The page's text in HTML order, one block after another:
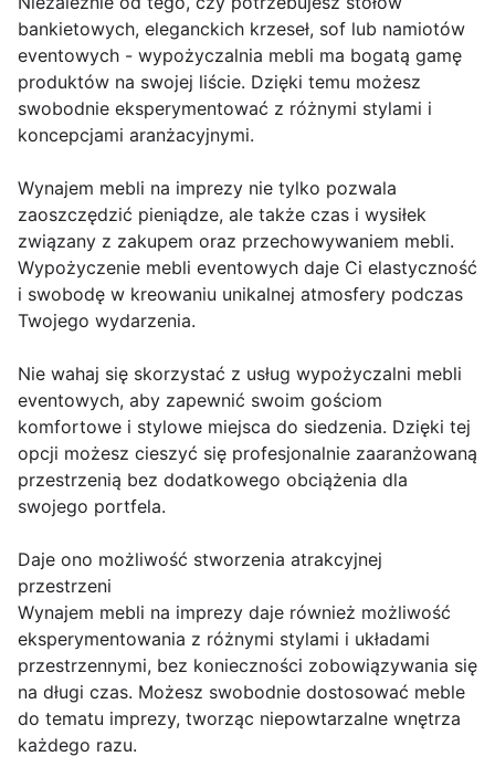
bankietowych, eleganckich krzeseł, sof lub namiotów
eventowych - wypożyczalnia mebli ma bogatą gamę
produktów na swojej liście. Dzięki temu możesz
swobodnie eksperymentować z różnymi stylami i
koncepcjami aranżacyjnymi.
Wynajem mebli na imprezy nie tylko pozwala
zaoszczędzić pieniądze, ale także czas i wysiłek
związany z zakupem oraz przechowywaniem mebli.
Wypożyczenie mebli eventowych daje Ci elastyczność
i swobodę w kreowaniu unikalnej atmosfery podczas
Twojego wydarzenia.
Nie wahaj się skorzystać z usług wypożyczalni mebli
eventowych, aby zapewnić swoim gościom
komfortowe i stylowe miejsca do siedzenia. Dzięki tej
opcji możesz cieszyć się profesjonalnie zaaranżowaną
przestrzenią bez dodatkowego obciążenia dla
swojego portfela.
Daje ono możliwość stworzenia atrakcyjnej
przestrzeni
Wynajem mebli na imprezy daje również możliwość
eksperymentowania z różnymi stylami i układami
przestrzennymi, bez konieczności zobowiązywania się
na długi czas. Możesz swobodnie dostosować meble
do tematu imprezy, tworząc niepowtarzalne wnętrza
każdego razu.